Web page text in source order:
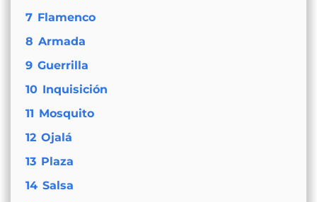
7 Flamenco
8 Armada
9 Guerrilla
10 Inquisición
11 Mosquito
12 Ojalá
13 Plaza
14 Salsa